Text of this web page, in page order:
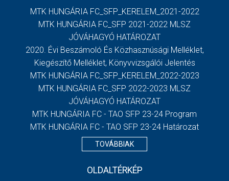
MTK HUNGÁRIA FC_SFP_KERELEM_2021-2022
MTK HUNGÁRIA FC_SFP 2021-2022 MLSZ
JÓVÁHAGYÓ HATÁROZAT
2020. Évi Beszámoló És Közhasznúsági Melléklet,
Kiegészítő Melléklet, Könyvvizsgálói Jelentés
MTK HUNGÁRIA FC_SFP_KERELEM_2022-2023
MTK HUNGÁRIA FC_SFP 2022-2023 MLSZ
JÓVÁHAGYÓ HATÁROZAT
MTK HUNGÁRIA FC - TAO SFP 23-24 Program
MTK HUNGÁRIA FC - TAO SFP 23-24 Határozat
TOVÁBBIAK
OLDALTÉRKÉP